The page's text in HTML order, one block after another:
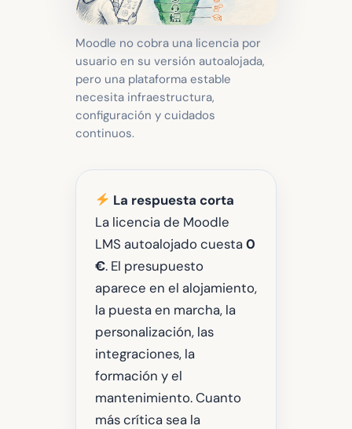
Moodle no cobra una licencia por
usuario en su versión autoalojada,
pero una plataforma estable
necesita infraestructura,
configuración y cuidados
continuos.
La respuesta corta
La licencia de Moodle
LMS autoalojado cuesta0
€. El presupuesto
aparece en el alojamiento,
la puesta en marcha, la
personalización, las
integraciones, la
formación y el
mantenimiento. Cuanto
más crítica sea la